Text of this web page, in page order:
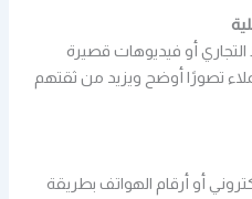
أو فيديوهات قصيرة
تصورًا أوضح ويزيد من ثقتهم
أو أرقام الهواتف بطريقة